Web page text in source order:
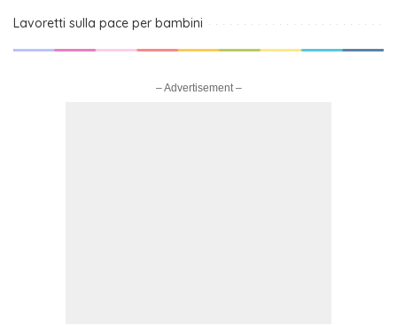
Lavoretti sulla pace per bambini
– Advertisement –